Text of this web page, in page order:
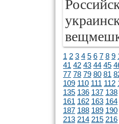
1 2 3 4 5 6 7 8 9
41 42 43 44 45
77 78 79 80 81
109 110 111 112
135 136 137 138
161 162 163 164
187 188 189 190
213 214 215 216